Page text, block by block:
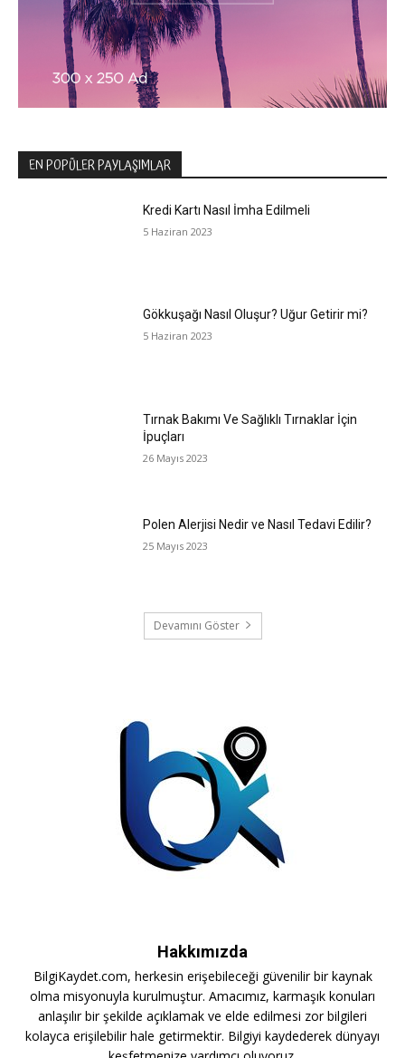
EN POPÜLER PAYLAŞIMLAR
Kredi Kartı Nasıl İmha Edilmeli
5 Haziran 2023
Gökkuşağı Nasıl Oluşur? Uğur Getirir mi?
5 Haziran 2023
Tırnak Bakımı Ve Sağlıklı Tırnaklar İçin
İpuçları
26 Mayıs 2023
Polen Alerjisi Nedir ve Nasıl Tedavi Edilir?
25 Mayıs 2023
Devamını Göster
Hakkımızda
BilgiKaydet.com, herkesin erişebileceği güvenilir bir kaynak
olma misyonuyla kurulmuştur. Amacımız, karmaşık konuları
anlaşılır bir şekilde açıklamak ve elde edilmesi zor bilgileri
kolayca erişilebilir hale getirmektir. Bilgiyi kaydederek dünyayı